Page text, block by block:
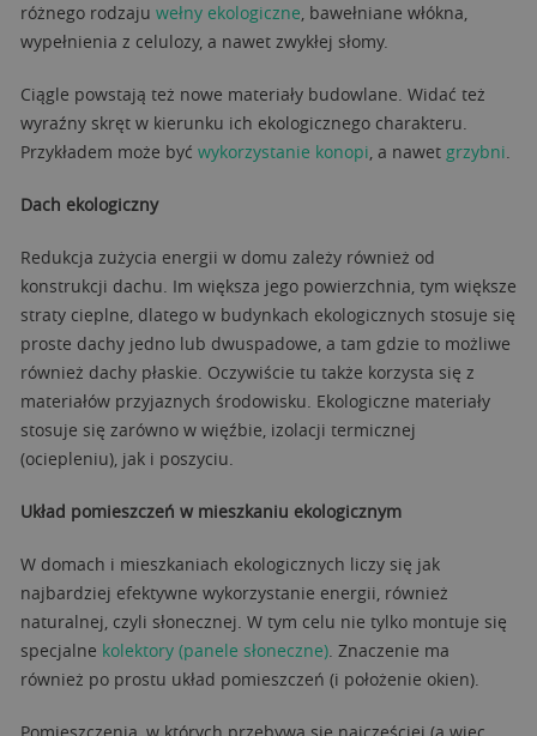
różnego rodzaju wełny ekologiczne, bawełniane włókna,
wypełnienia z celulozy, a nawet zwykłej słomy.
Ciągle powstają też nowe materiały budowlane. Widać też
wyraźny skręt w kierunku ich ekologicznego charakteru.
Przykładem może być wykorzystanie konopi, a nawet grzybni.
Dach ekologiczny
Redukcja zużycia energii w domu zależy również od
konstrukcji dachu. Im większa jego powierzchnia, tym większe
straty cieplne, dlatego w budynkach ekologicznych stosuje się
proste dachy jedno lub dwuspadowe, a tam gdzie to możliwe
również dachy płaskie. Oczywiście tu także korzysta się z
materiałów przyjaznych środowisku. Ekologiczne materiały
stosuje się zarówno w więźbie, izolacji termicznej
(ociepleniu), jak i poszyciu.
Układ pomieszczeń w mieszkaniu ekologicznym
W domach i mieszkaniach ekologicznych liczy się jak
najbardziej efektywne wykorzystanie energii, również
naturalnej, czyli słonecznej. W tym celu nie tylko montuje się
specjalne kolektory (panele słoneczne). Znaczenie ma
również po prostu układ pomieszczeń (i położenie okien).